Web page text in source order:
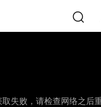
取失败，请检查网络之后